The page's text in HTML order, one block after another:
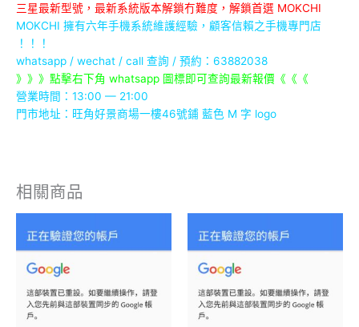
三星最新型號，最新系統版本解鎖冇難度，解鎖首選 MOKCHI
MOKCHI 擁有六年手機系統維護經驗，顧客信賴之手機專門店
！！！
whatsapp / wechat / call 查詢 / 預約：63882038
》》》點擊右下角 whatsapp 圖標即可查詢最新報價《《《
營業時間：13:00 — 21:00
門市地址： 旺角好景商場一樓46號鋪 藍色 M 字 logo
相關商品